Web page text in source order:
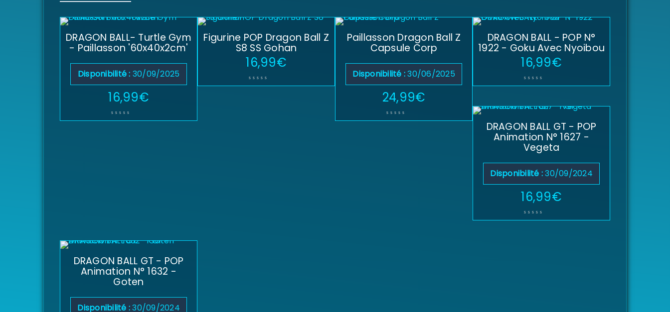
DRAGON BALL- Turtle Gym
- Paillasson '60x40x2cm'
Disponibilité : 30/09/2025
16,99€
Figurine POP Dragon Ball Z
S8 SS Gohan
16,99€
Paillasson Dragon Ball Z
Capsule Corp
Disponibilité :30/06/2025
24,99€
DRAGON BALL - POP N°
1922 - Goku Avec Nyoibou
16,99€
DRAGON BALL GT - POP
Animation N° 1627 -
Vegeta
Disponibilité :30/09/2024
16,99€
DRAGON BALL GT - POP
Animation N° 1632 -
Goten
Disponibilité :30/09/2024